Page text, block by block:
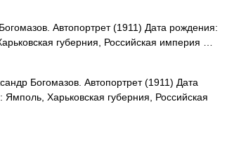
Автопортрет (1911) Дата рождения:
губерния, Российская империя …
Богомазов. Автопортрет (1911) Дата
Харьковская губерния, Российская